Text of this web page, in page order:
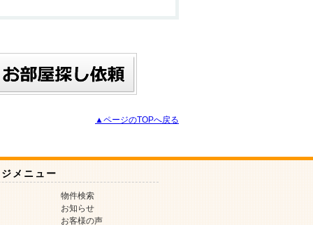
▲ページのTOPへ戻る
メニュー
物件検索
お知らせ
お客様の声